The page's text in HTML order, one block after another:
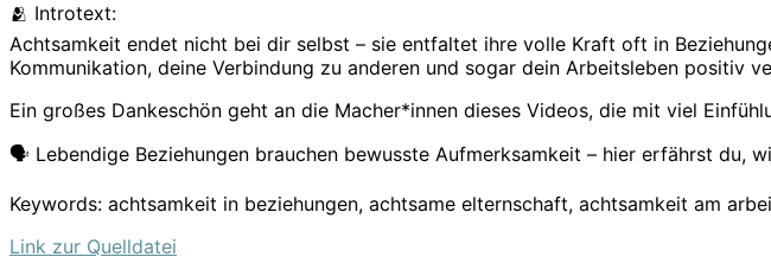
🫂 Introtext:
Achtsamkeit endet nicht bei dir selbst – sie entfaltet ihre volle Kraft oft in
Kommunikation, deine Verbindung zu anderen und sogar dein Arbeitsleben positiv
Ein großes Dankeschön geht an die Macher*innen dieses Videos, die mit viel
🗣️ Lebendige Beziehungen brauchen bewusste Aufmerksamkeit – hier erfährst du,
Keywords: achtsamkeit in beziehungen, achtsame elternschaft, achtsamkeit am
Link zur Quelldatei